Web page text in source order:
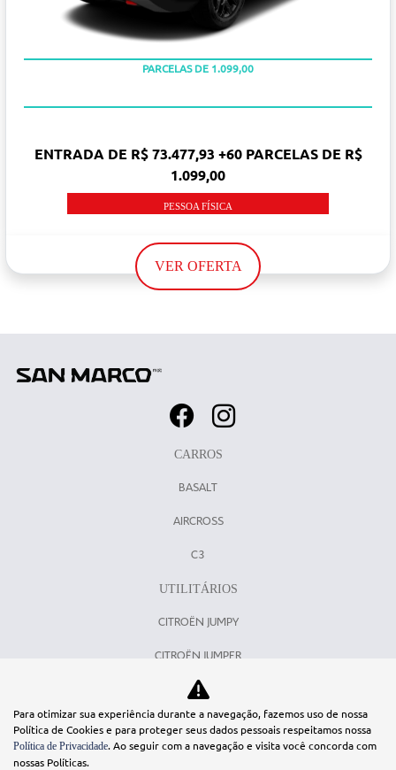
PARCELAS DE 1.099,00
ENTRADA DE R$ 73.477,93 +60 PARCELAS DE R$
1.099,00
PESSOA FÍSICA
VER OFERTA
CARROS
BASALT
AIRCROSS
C3
UTILITÁRIOS
CITROËN JUMPY
CITROËN JUMPER
OFERTAS
SEMINOVOS
COMFORT DRIVE
Para otimizar sua experiência durante a navegação, fazemos uso de nossa
Política de Cookies e para proteger seus dados pessoais respeitamos nossa
Política de Privacidade. Ao seguir com a navegação e visita você concorda com
nossas Políticas.